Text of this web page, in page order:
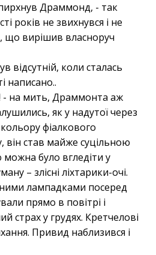
Драммонд, - так
років не звихнувся і не
що вирішив власноруч
відсутній, коли сталась
написано..
- на мить, Драммонта аж
як у надутої через
фіалкового
він став майже суцільною
було вгледіти у
– злісні ліхтарики-очі.
лампадками посеред
прямо в повітрі і
страх у грудях. Кретчелові
Привид наблизився і